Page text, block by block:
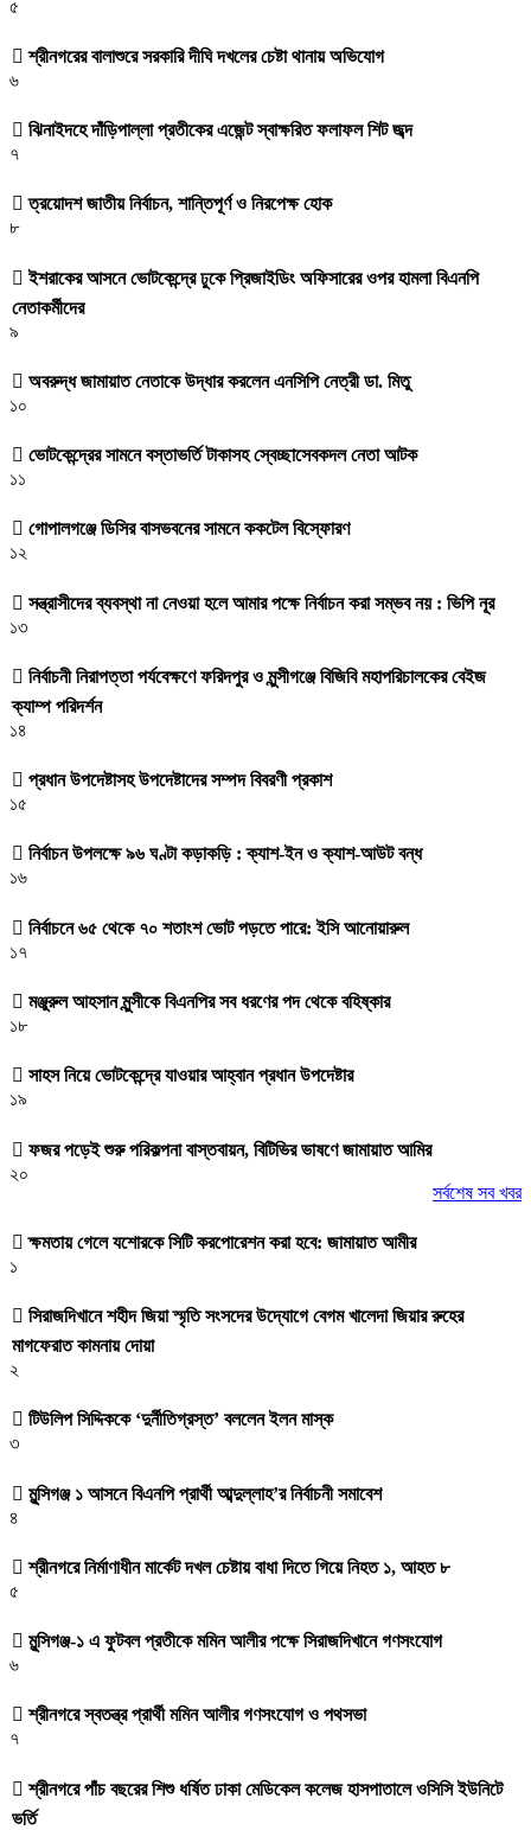
৫
শ্রীনগরের বালাশুরে সরকারি দীঘি দখলের চেষ্টা থানায় অভিযোগ
৬
ঝিনাইদহে দাঁড়িপাল্লা প্রতীকের এজেন্ট স্বাক্ষরিত ফলাফল শিট জব্দ
৭
ত্রয়োদশ জাতীয় নির্বাচন, শান্তিপূর্ণ ও নিরপেক্ষ হোক
৮
ইশরাকের আসনে ভোটকেন্দ্রে ঢুকে প্রিজাইডিং অফিসারের ওপর হামলা বিএনপি
নেতাকর্মীদের
৯
অবরুদ্ধ জামায়াত নেতাকে উদ্ধার করলেন এনসিপি নেত্রী ডা. মিতু
১০
ভোটকেন্দ্রের সামনে বস্তাভর্তি টাকাসহ স্বেচ্ছাসেবকদল নেতা আটক
১১
গোপালগঞ্জে ডিসির বাসভবনের সামনে ককটেল বিস্ফোরণ
১২
সন্ত্রাসীদের ব্যবস্থা না নেওয়া হলে আমার পক্ষে নির্বাচন করা সম্ভব নয় : ভিপি নূর
১৩
নির্বাচনী নিরাপত্তা পর্যবেক্ষণে ফরিদপুর ও মুন্সীগঞ্জে বিজিবি মহাপরিচালকের বেইজ
ক্যাম্প পরিদর্শন
১৪
প্রধান উপদেষ্টাসহ উপদেষ্টাদের সম্পদ বিবরণী প্রকাশ
১৫
নির্বাচন উপলক্ষে ৯৬ ঘণ্টা কড়াকড়ি : ক্যাশ-ইন ও ক্যাশ-আউট বন্ধ
১৬
নির্বাচনে ৬৫ থেকে ৭০ শতাংশ ভোট পড়তে পারে: ইসি আনোয়ারুল
১৭
মঞ্জুরুল আহসান মুন্সীকে বিএনপির সব ধরণের পদ থেকে বহিষ্কার
১৮
সাহস নিয়ে ভোটকেন্দ্রে যাওয়ার আহ্বান প্রধান উপদেষ্টার
১৯
ফজর পড়েই শুরু পরিকল্পনা বাস্তবায়ন, বিটিভির ভাষণে জামায়াত আমির
২০
সর্বশেষ সব খবর
ক্ষমতায় গেলে যশোরকে সিটি করপোরেশন করা হবে: জামায়াত আমীর
১
সিরাজদিখানে শহীদ জিয়া স্মৃতি সংসদের উদ্যোগে বেগম খালেদা জিয়ার রুহের
মাগফেরাত কামনায় দোয়া
২
টিউলিপ সিদ্দিককে ‘দুর্নীতিগ্রস্ত’ বললেন ইলন মাস্ক
৩
মুন্সিগঞ্জ ১ আসনে বিএনপি প্রার্থী আব্দুল্লাহ’র নির্বাচনী সমাবেশ
৪
শ্রীনগরে নির্মাণাধীন মার্কেট দখল চেষ্টায় বাধা দিতে গিয়ে নিহত ১, আহত ৮
৫
মুন্সিগঞ্জ-১ এ ফুটবল প্রতীকে মমিন আলীর পক্ষে সিরাজদিখানে গণসংযোগ
৬
শ্রীনগরে স্বতন্ত্র প্রার্থী মমিন আলীর গণসংযোগ ও পথসভা
৭
শ্রীনগরে পাঁচ বছরের শিশু ধর্ষিত ঢাকা মেডিকেল কলেজ হাসপাতালে ওসিসি ইউনিটে
ভর্তি